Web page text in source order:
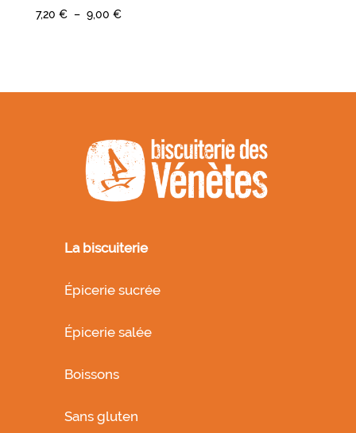
7,20 € – 9,00 €Plage
à
La biscuiterie
Épicerie sucrée
Épicerie salée
Boissons
Sans gluten